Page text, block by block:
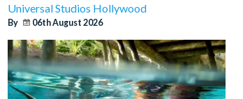
Universal Studios Hollywood
By 06th August 2026